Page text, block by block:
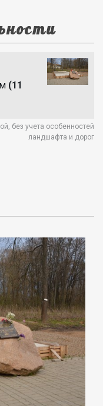
(11
без учета особенностей
ландшафта и дорог